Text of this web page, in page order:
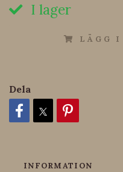
I lager
LÄGG I
Dela
INFORMATION